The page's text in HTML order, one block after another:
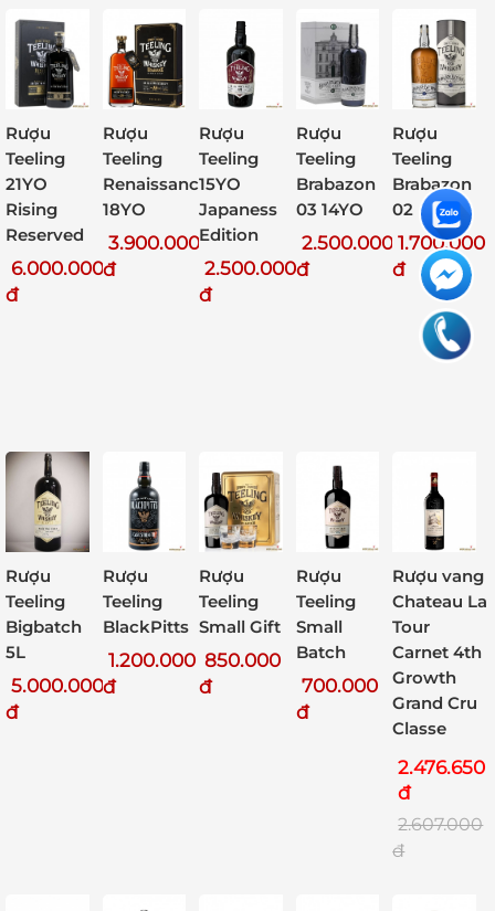
Rượu
Teeling
21YO
Rising
Reserved
6.000.000
đ
Rượu
Teeling
Renaissance
18YO
3.900.000
đ
Rượu
Teeling
15YO
Japaness
Edition
2.500.000
đ
Rượu
Teeling
Brabazon
03 14YO
2.500.000
đ
Rượu
Teeling
Brabazon
02
1.700.000
đ
Rượu
Teeling
Bigbatch
5L
5.000.000
đ
Rượu
Teeling
BlackPitts
1.200.000
đ
Rượu
Teeling
Small Gift
850.000
đ
Rượu
Teeling
Small
Batch
700.000
đ
Rượu vang
Chateau La
Tour
Carnet 4th
Growth
Grand Cru
Classe
2.476.650
đ
2.607.000
đ